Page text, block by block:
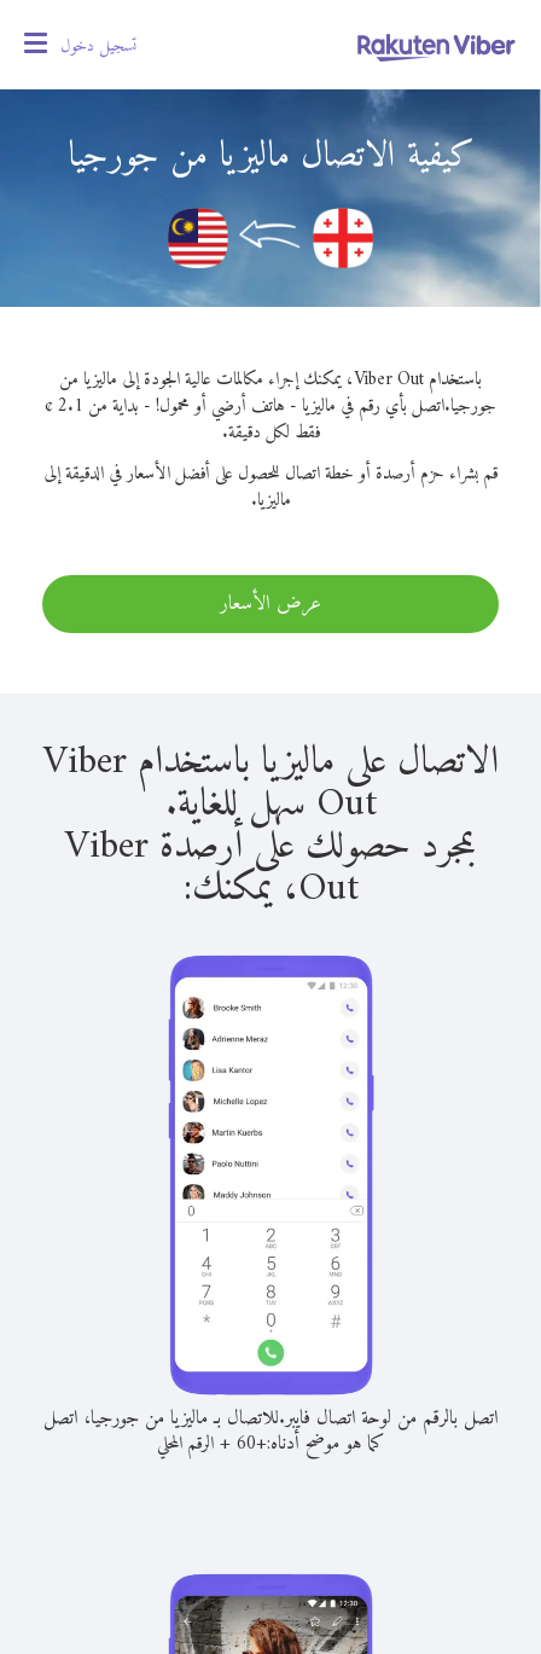
تسجيل دخول
كيفية الاتصال ماليزيا من جورجيا
باستخدام Viber Out، يمكنك إجراء مكالمات عالية الجودة إلى ماليزيا من
جورجيا.
اتصل بأي رقم في ماليزيا - هاتف أرضي أو محمول! - بداية من 2.1 ¢
فقط لكل دقيقة.
قم بشراء حزم أرصدة أو خطة اتصال للحصول على أفضل الأسعار في الدقيقة إلى
ماليزيا.
عرض الأسعار
الاتصال على ماليزيا باستخدام Viber
Out سهل للغاية.
بمجرد حصولك على أرصدة Viber
Out، يمكنك:
اتصل بالرقم من لوحة اتصال فايبر.للاتصال بـ ماليزيا من جورجيا، اتصل
كما هو موضح أدناه:+
60
+الرقم المحلي